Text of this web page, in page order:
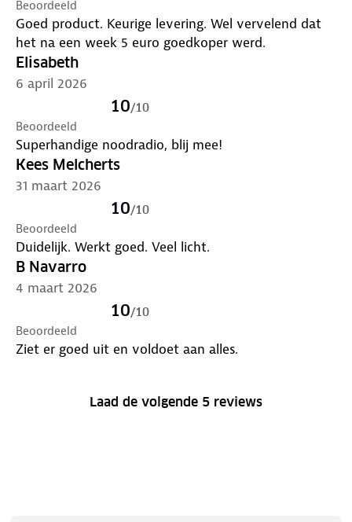
-LED Zaklamp: Krachtig met 3 dimlichtstanden
-Waterdicht IPX5
-SOS-Alarm: Luid alarmgeluid en knipperend groot
licht. Met deze noodradio ben je altijd voorbereid
op onverwachte situaties.
Inclusief handige NL Handleiding!
Beoordeeld
Goed product. Keurige levering. Wel vervelend dat
het na een week 5 euro goedkoper werd.
Elisabeth
6 april 2026
10/10
Beoordeeld
Superhandige noodradio, blij mee!
Kees Melcherts
31 maart 2026
10/10
Beoordeeld
Duidelijk. Werkt goed. Veel licht.
B Navarro
4 maart 2026
10/10
Beoordeeld
Ziet er goed uit en voldoet aan alles.
Laad de volgende 5 reviews